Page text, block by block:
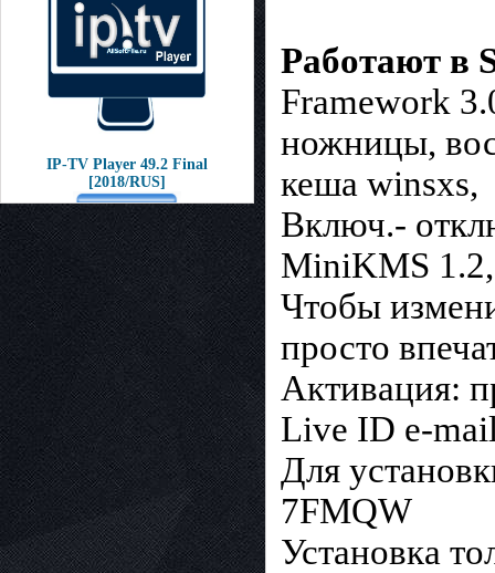
IP-TV Player 49.2 Final
[2018/RUS]
Работают в
Framework
ножницы,
кеша winsxs,
Включ.-
MiniKMS
Чтобы
просто
Активация:
Live ID e-
Для
7FMQW
Установка